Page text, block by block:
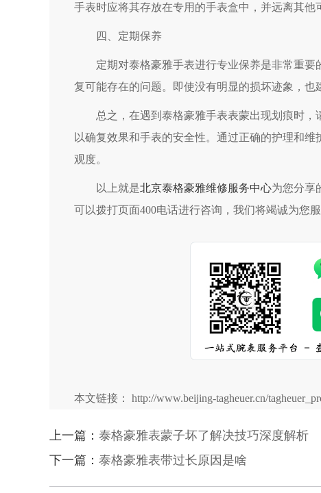
手表时应将其存放在专用的手表盒中，并远离其他
四、定期保养
定期对泰格豪雅手表进行专业保养是非常重要
复可能存在的问题。即使没有明显的损坏迹象，也
总之，在遇到泰格豪雅手表表蒙出现划痕时，
以确复效果和手表的安全性。通过正确的护理和
观度。
以上就是北京泰格豪雅维修服务中心为您分享
可以拨打页面400电话进行咨询，我们将竭诚为您服
本文链接： http://www.beijing-tagheuer.cn/
上一篇： 泰格豪雅表蒙子坏了解决技巧深度解析
下一篇： 泰格豪雅表带过长原因是啥